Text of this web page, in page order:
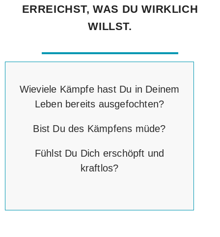
ERREICHST, WAS DU WIRKLICH
WILLST.
Wieviele Kämpfe hast Du in Deinem
Leben bereits ausgefochten?
Bist Du des Kämpfens müde?
Fühlst Du Dich erschöpft und
kraftlos?